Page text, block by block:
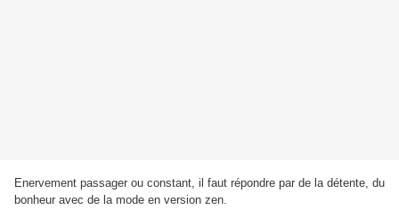
Enervement passager ou constant, il faut répondre par de la détente, du
bonheur avec de la mode en version zen.